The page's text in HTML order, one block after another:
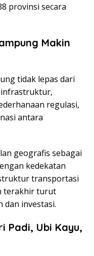
provinsi secara
Makin
tidak lepas dari
infrastruktur,
regulasi,
antara
geografis sebagai
kedekatan
transportasi
terakhir turut
dan investasi.
Padi, Ubi Kayu,